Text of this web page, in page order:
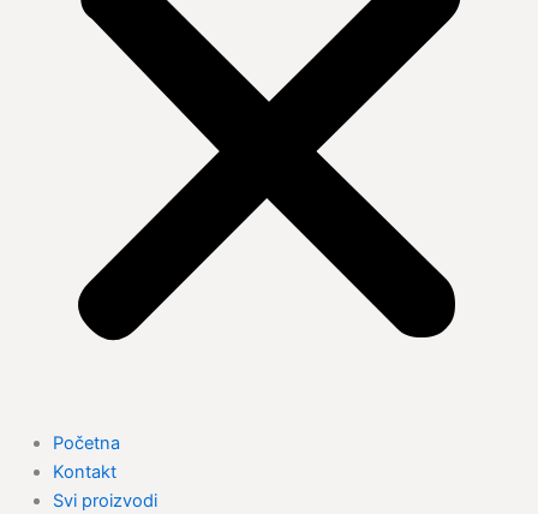
Početna
Kontakt
Svi proizvodi